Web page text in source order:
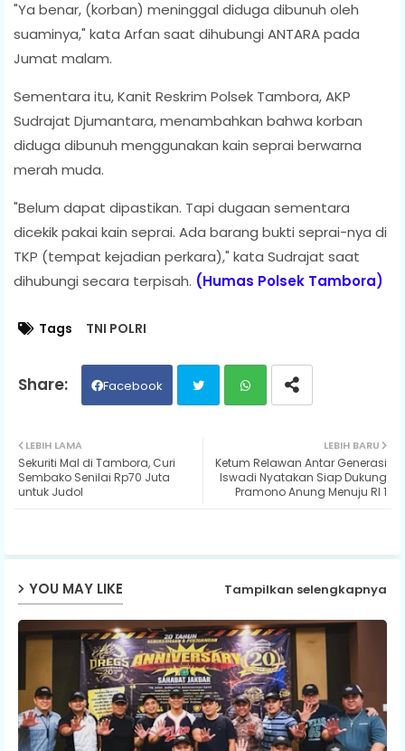
"Ya benar, (korban) meninggal diduga dibunuh oleh
suaminya," kata Arfan saat dihubungi ANTARA pada
Jumat malam.
Sementara itu, Kanit Reskrim Polsek Tambora, AKP
Sudrajat Djumantara, menambahkan bahwa korban
diduga dibunuh menggunakan kain seprai berwarna
merah muda.
"Belum dapat dipastikan. Tapi dugaan sementara
dicekik pakai kain seprai. Ada barang bukti seprai-nya di
TKP (tempat kejadian perkara)," kata Sudrajat saat
dihubungi secara terpisah. (Humas Polsek Tambora)
Tags TNI POLRI
Facebook
ats
LEBIH BARU
Ketum Relawan Antar Generasi
Iswadi Nyatakan Siap Dukung
Pramono Anung Menuju RI 1
LEBIH LAMA
Sekuriti Mal di Tambora, Curi
Sembako Senilai Rp70 Juta
untuk Judol
YOU MAY LIKE Tampilkan selengkapnya